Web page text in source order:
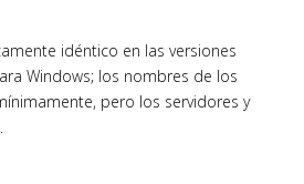
idéntico en las versiones
Windows; los nombres de los
pero los servidores y